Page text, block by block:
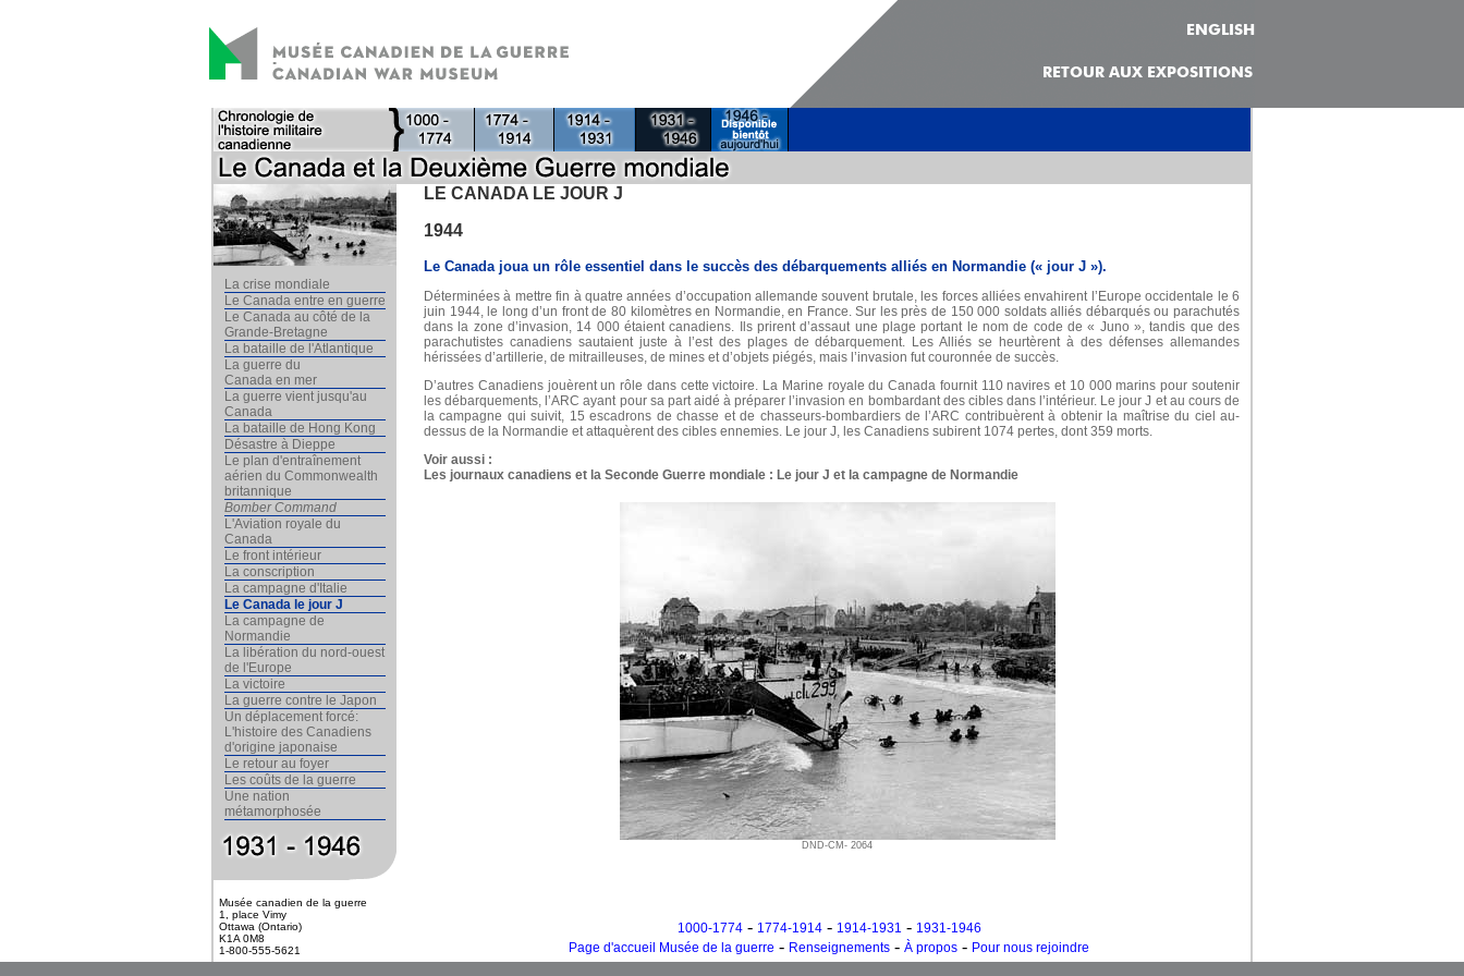
ENGLISH
RETOUR AUX EXPOSITIONS
La crise mondiale
Le Canada entre en guerre
Le Canada au côté de la
Grande-Bretagne
La bataille de l'Atlantique
La guerre du
Canada en mer
La guerre vient jusqu'au
Canada
La bataille de Hong Kong
Désastre à Dieppe
Le plan d'entraînement
aérien du Commonwealth
britannique
Bomber Command
L'Aviation royale du
Canada
Le front intérieur
La conscription
La campagne d'Italie
Le Canada le jour J
La campagne de
Normandie
La libération du nord-ouest
de l'Europe
La victoire
La guerre contre le Japon
Un déplacement forcé:
L'histoire des Canadiens
d'origine japonaise
Le retour au foyer
Les coûts de la guerre
Une nation
métamorphosée
LE CANADA LE JOUR J
1944
Le Canada joua un rôle essentiel dans le succès des débarquements alliés en Normandie (« jour J »).
Déterminées à mettre fin à quatre années d’occupation allemande souvent brutale, les forces alliées envahirent l’Europe occidentale le 6
juin 1944, le long d’un front de 80 kilomètres en Normandie, en France. Sur les près de 150 000 soldats alliés débarqués ou parachutés
dans la zone d’invasion, 14 000 étaient canadiens. Ils prirent d’assaut une plage portant le nom de code de « Juno », tandis que des
parachutistes canadiens sautaient juste à l’est des plages de débarquement. Les Alliés se heurtèrent à des défenses allemandes
hérissées d’artillerie, de mitrailleuses, de mines et d’objets piégés, mais l’invasion fut couronnée de succès.
D’autres Canadiens jouèrent un rôle dans cette victoire. La Marine royale du Canada fournit 110 navires et 10 000 marins pour soutenir
les débarquements, l’ARC ayant pour sa part aidé à préparer l’invasion en bombardant des cibles dans l’intérieur. Le jour J et au cours de
la campagne qui suivit, 15 escadrons de chasse et de chasseurs-bombardiers de l’ARC contribuèrent à obtenir la maîtrise du ciel au-
dessus de la Normandie et attaquèrent des cibles ennemies. Le jour J, les Canadiens subirent 1074 pertes, dont 359 morts.
Voir aussi :
Les journaux canadiens et la Seconde Guerre mondiale : Le jour J et la campagne de Normandie
DND-CM- 2064
Musée canadien de la guerre
1, place Vimy
Ottawa (Ontario)
K1A 0M8
1-800-555-5621
1000-1774- 1774-1914- 1914-1931 - 1931-1946
Page d'accueil Musée de la guerre - Renseignements - À propos - Pour nous rejoindre